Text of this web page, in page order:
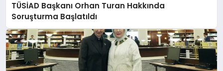
TÜSİAD Başkanı Orhan Turan Hakkında
Soruşturma Başlatıldı